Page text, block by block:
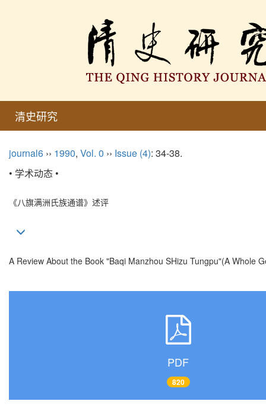
清史研究
journal6 ›› 1990, Vol. 0 ›› Issue (4): 34-38.
• 学术动态 •
《八旗满洲氏族通谱》述评
A Review About the Book "Baqi Manzhou SHizu Tungpu"(A Whole
PDF
820